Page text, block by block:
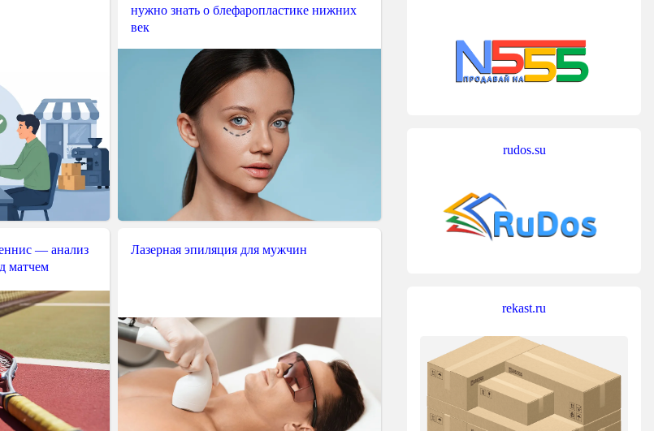
нужно знать о блефаропластике нижних
век
— анализ
матчем
Лазерная эпиляция для мужчин
rudos.su
rekast.ru